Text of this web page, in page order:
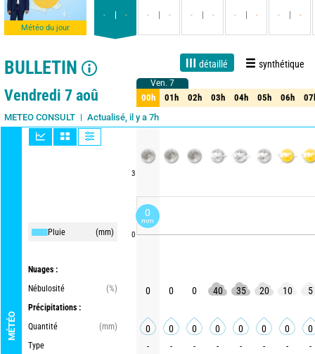
Météo du jour
- - - - - - - - - -
BULLETIN détaillé synthétique
Live 1 jour 3 jours 15 jours Fiabilité 90%
Vendredi 7 aoû
METEO CONSULT Actualisé, il y a 7h
MÉTÉO
Pluie (mm)
Nuages :
Nébulosité
(%)
Précipitations :
Quantité
(mm)
Type
3
0
Ven. 7
00h 01h 02h 03h 04h 05h 06h
Ven. 7
00h 01h 02h 03h 04h 05h 06h
0 0 0 40 35 20 10 5
0 0 0 0 0 0 0 0
- - - - - - - -
0
mm